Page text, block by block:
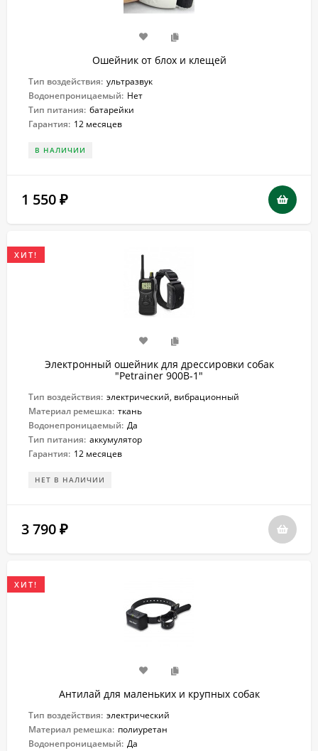
Ошейник от блох и клещей
Тип воздействия: ультразвук
Водонепроницаемый: Нет
Тип питания: батарейки
Гарантия: 12 месяцев
В НАЛИЧИИ
1 550 ₽
ХИТ!
Электронный ошейник для дрессировки собак
"Petrainer 900B-1"
Тип воздействия: электрический, вибрационный
Материал ремешка: ткань
Водонепроницаемый: Да
Тип питания: аккумулятор
Гарантия: 12 месяцев
НЕТ В НАЛИЧИИ
3 790 ₽
ХИТ!
Антилай для маленьких и крупных собак
Тип воздействия: электрический
Материал ремешка: полиуретан
Водонепроницаемый: Да